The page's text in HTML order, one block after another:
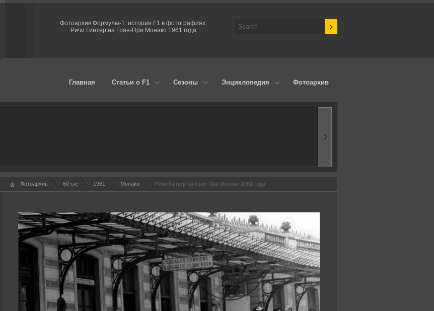
Фотоархив Формулы-1: история F1 в фотографиях.
Ричи Гинтер на Гран-При Монако 1961 года
Главная Статьи о F1 Сезоны Энциклопедия Фотоархив
Фотоархив 60-ые 1961 Монако Ричи Гинтер на Гран-При Монако 1961 года